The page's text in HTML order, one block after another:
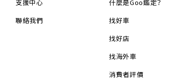
支援中心
聯絡我們
什麼是Goo鑑定？
找好車
找好店
找海外車
消費者評價